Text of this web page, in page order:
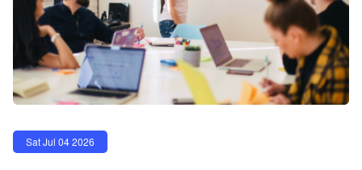
Sat Jul 04 2026